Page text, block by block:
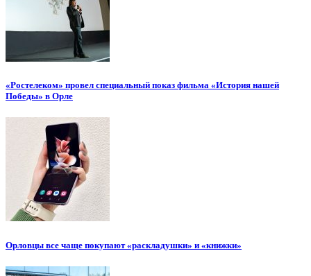
«Ростелеком» провел специальный показ фильма «История нашей
Победы» в Орле
Орловцы все чаще покупают «раскладушки» и «книжки»